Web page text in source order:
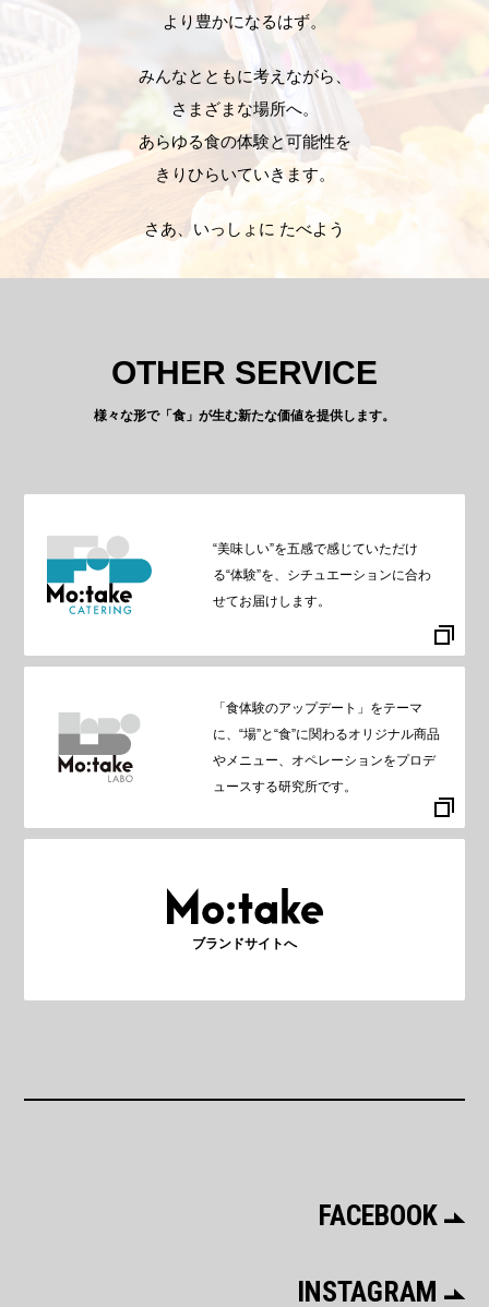
より豊かになるはず。
みんなとともに考えながら、
さまざまな場所へ。
あらゆる食の体験と可能性を
きりひらいていきます。
さあ、いっしょに たべよう
OTHER SERVICE
様々な形で「食」が生む新たな価値を提供します。
“美味しい”を五感で感じていただけ
る“体験”を、シチュエーションに合わ
せてお届けします。
「食体験のアップデート」をテーマ
に、“場”と“食”に関わるオリジナル商品
やメニュー、オペレーションをプロデ
ュースする研究所です。
ブランドサイトへ
FACEBOOK
INSTAGRAM